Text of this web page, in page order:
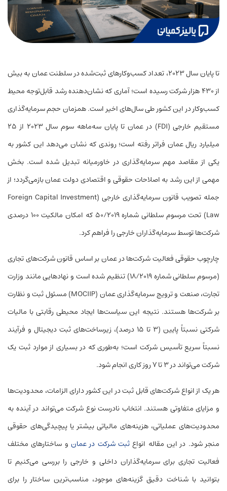
تا پایان سال ۲۰۲۳، تعداد کسب‌وکارهای ثبت‌شده در سلطنت عمان به بیش
از ۴۳۰ هزار شرکت رسیده است؛ آماری که نشان‌دهنده رشد قابل‌توجه محیط
کسب‌وکار در این کشور طی سال‌های اخیر است. همزمان حجم سرمایه‌گذاری
مستقیم خارجی (FDI) در عمان تا پایان سه‌ماهه سوم سال ۲۰۲۳ از ۲۵
میلیارد ریال عمان فراتر رفته است؛ روندی که نشان می‌دهد این کشور به
یکی از مقاصد مهم سرمایه‌گذاری در خاورمیانه تبدیل شده است. بخش
مهمی از این رشد به اصلاحات حقوقی و اقتصادی دولت عمان بازمی‌گردد؛ از
جمله تصویب قانون سرمایه‌گذاری خارجی (Foreign Capital Investment
Law) تحت مرسوم سلطانی شماره ۵۰/۲۰۱۹ که امکان مالکیت ۱۰۰ درصدی
شرکت‌ها توسط سرمایه‌گذاران خارجی را فراهم کرد.
چارچوب حقوقی فعالیت شرکت‌ها در عمان بر اساس قانون شرکت‌های تجاری
(مرسوم سلطانی شماره ۱۸/۲۰۱۹) تنظیم شده است و نهادهایی مانند وزارت
تجارت، صنعت و ترویج سرمایه‌گذاری عمان (MOCIIP) مسئول ثبت و نظارت
بر شرکت‌ها هستند. نتیجه این سیاست‌ها ایجاد محیطی رقابتی با مالیات
شرکتی نسبتاً پایین (۳ تا ۱۵ درصد)، زیرساخت‌های ثبت دیجیتال و فرآیند
نسبتاً سریع تأسیس شرکت است؛ به‌طوری که در بسیاری از موارد ثبت یک
شرکت می‌تواند در ۳ تا ۷ روز کاری انجام شود.
هر یک از انواع شرکت‌های قابل ثبت در این کشور دارای الزامات، محدودیت‌ها
و مزایای متفاوتی هستند. انتخاب نادرست نوع شرکت می‌تواند در آینده به
محدودیت‌های عملیاتی، هزینه‌های مالیاتی بیشتر یا پیچیدگی‌های حقوقی
منجر شود. در این مقاله انواع ثبت شرکت در عمان و ساختارهای مختلف
فعالیت تجاری برای سرمایه‌گذاران داخلی و خارجی را بررسی می‌کنیم تا
بتوانید با شناخت دقیق گزینه‌های موجود، مناسب‌ترین ساختار را برای